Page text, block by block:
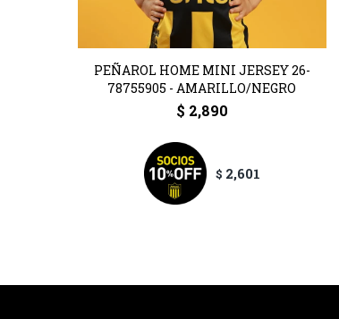
PEÑAROL HOME MINI JERSEY 26-
78755905 - AMARILLO/NEGRO
$ 2,890
$ 2,601